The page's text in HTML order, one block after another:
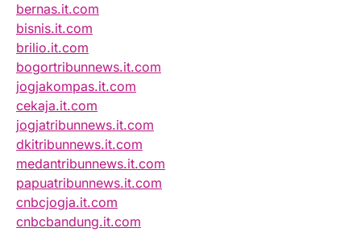
bernas.it.com
bisnis.it.com
brilio.it.com
bogortribunnews.it.com
jogjakompas.it.com
cekaja.it.com
jogjatribunnews.it.com
dkitribunnews.it.com
medantribunnews.it.com
papuatribunnews.it.com
cnbcjogja.it.com
cnbcbandung.it.com